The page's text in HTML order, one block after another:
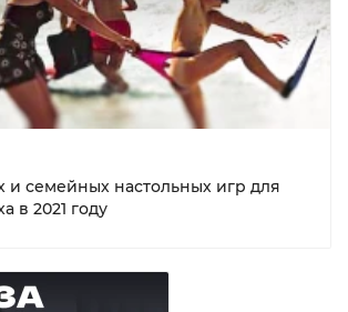
и семейных настольных игр для
в 2021 году